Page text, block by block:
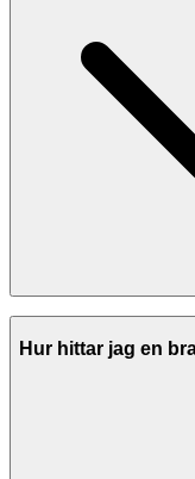
Timpriserna för smide i
560 kr/timme. Många
Hur hittar jag en